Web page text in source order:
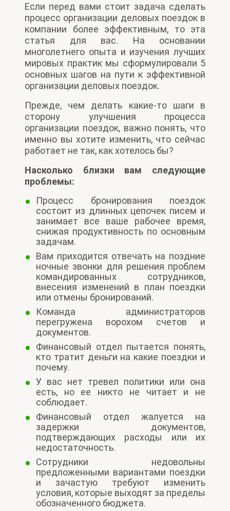
Если перед вами стоит задача сделать
процесс организации деловых поездок в
компании более эффективным, то эта
статья для вас. На основании
многолетнего опыта и изучения лучших
мировых практик мы сформулировали 5
основных шагов на пути к эффективной
организации деловых поездок.
Прежде, чем делать какие-то шаги в
сторону улучшения процесса
организации поездок, важно понять, что
именно вы хотите изменить, что сейчас
работает не так, как хотелось бы?
Насколько близки вам следующие
проблемы:
Процесс бронирования поездок
состоит из длинных цепочек писем и
занимает все ваше рабочее время,
снижая продуктивность по основным
задачам.
Вам приходится отвечать на поздние
ночные звонки для решения проблем
командированных сотрудников,
внесения изменений в план поездки
или отмены бронирований.
Команда администраторов
перегружена ворохом счетов и
документов.
Финансовый отдел пытается понять,
кто тратит деньги на какие поездки и
почему.
У вас нет тревел политики или она
есть, но ее никто не читает и не
соблюдает.
Финансовый отдел жалуется на
задержки документов,
подтверждающих расходы или их
недостаточность.
Сотрудники недовольны
предложенными вариантами поездки
и зачастую требуют изменить
условия, которые выходят за пределы
обозначенного бюджета.